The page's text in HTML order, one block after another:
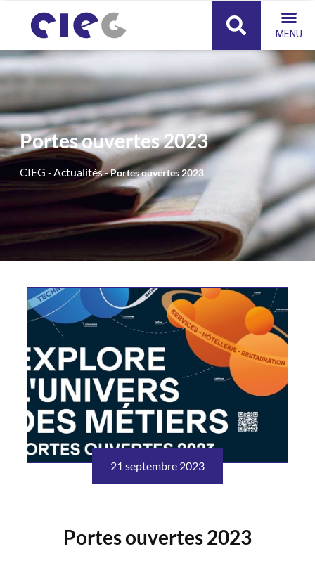
Portes ouvertes 2023
CIEG - Actualités-Portes ouvertes 2023
21 septembre 2023
Portes ouvertes 2023